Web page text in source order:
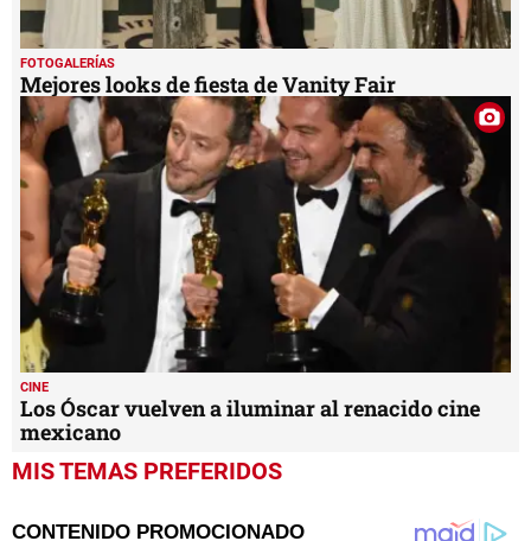
FOTOGALERÍAS
Mejores looks de fiesta de Vanity Fair
CINE
Los Óscar vuelven a iluminar al renacido cine
mexicano
MIS TEMAS PREFERIDOS